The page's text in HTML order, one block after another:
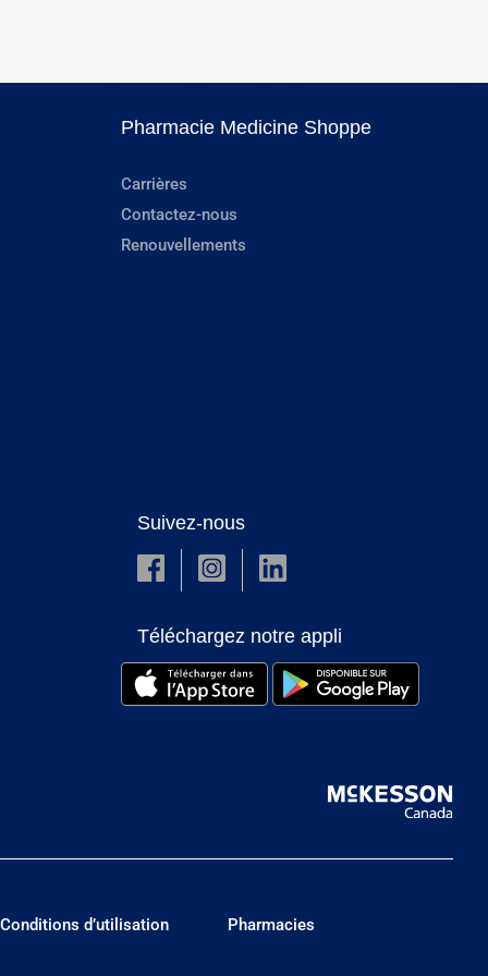
Pharmacie Medicine Shoppe
Carrières
Contactez-nous
Renouvellements
Suivez-nous
Téléchargez notre appli
Conditions d’utilisation Pharmacies